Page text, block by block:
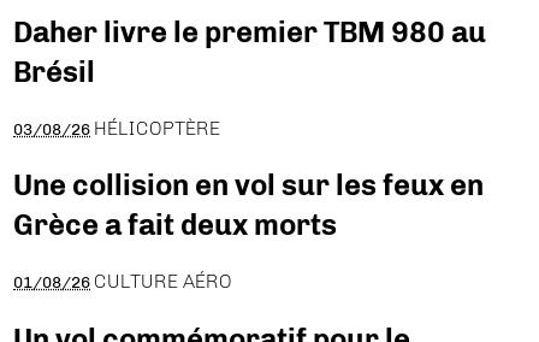
Daher livre le premier TBM 980 au
Brésil
03/08/26 HÉLICOPTÈRE
Une collision en vol sur les feux en
Grèce a fait deux morts
01/08/26 CULTURE AÉRO